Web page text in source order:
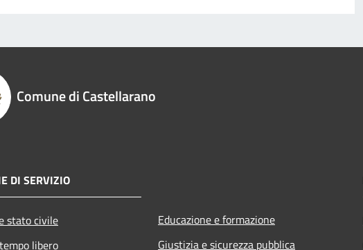
Comune di Castellarano
DI SERVIZIO
stato civile
libero
Educazione e formazione
Giustizia e sicurezza pubblica